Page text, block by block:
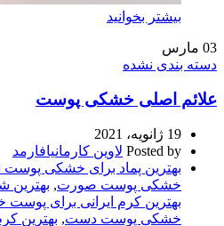
بیشتر بخوانید
03 مارس
دسته بندی نشده
علائم اصلی خشکی پوست
19 ژانویه، 2021
Posted by لاوین کارمانیافارمد
بهترین پماد برای خشکی
خشکی پوست صورت,
بهترین کرم ایرانی برای
خشکی پوست دست, بهترین